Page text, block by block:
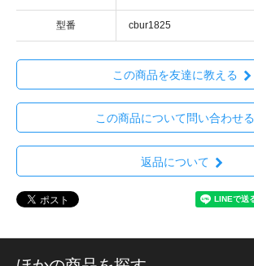
型番 cbur1825
この商品を友達に教える
この商品について問い合わせる
返品について